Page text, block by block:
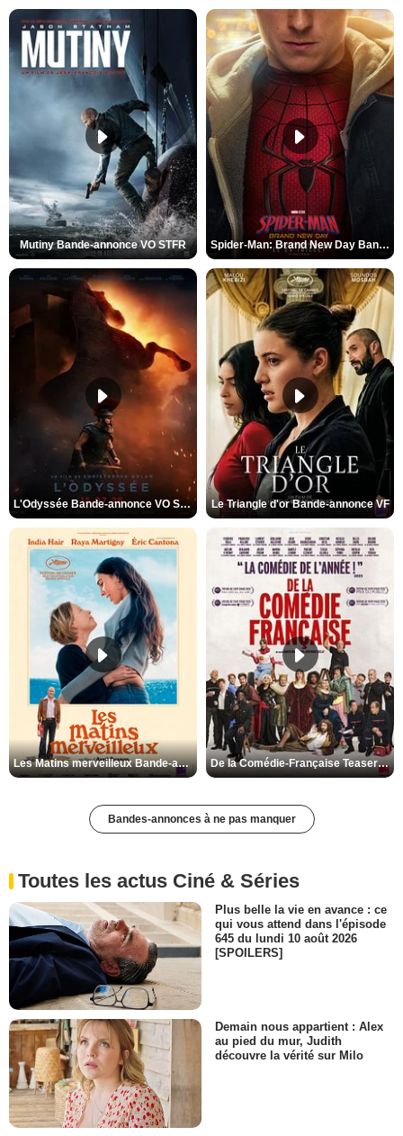
Mutiny Bande-annonce VO STFR Spider-Man: Brand New Day Bande-annonce VO STFR
L'Odyssée Bande-annonce VO STFR Le Triangle d'or Bande-annonce VF
Les Matins merveilleux Bande-annonce VF De la Comédie-Française Teaser VF
Bandes-annonces à ne pas manquer
Toutes les actus Ciné & Séries
Plus belle la vie en avance : ce
qui vous attend dans l'épisode
645 du lundi 10 août 2026
[SPOILERS]
Demain nous appartient : Alex
au pied du mur, Judith
découvre la vérité sur Milo